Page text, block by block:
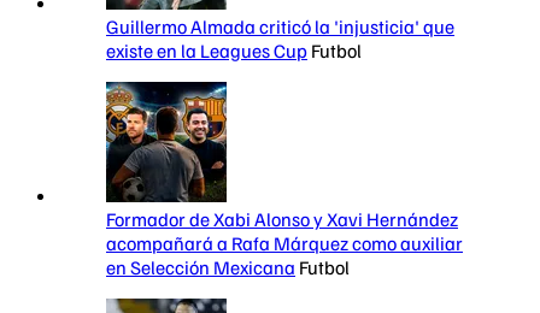
Guillermo Almada criticó la 'injusticia' que
existe en la Leagues Cup Futbol
Formador de Xabi Alonso y Xavi Hernández
acompañará a Rafa Márquez como auxiliar
en Selección Mexicana Futbol